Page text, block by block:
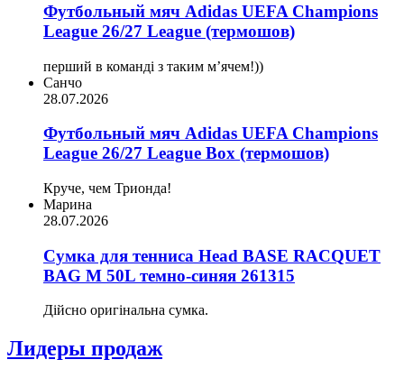
Футбольный мяч Adidas UEFA Champions
League 26/27 League (термошов)
перший в команді з таким мʼячем!))
Санчо
28.07.2026
Футбольный мяч Adidas UEFA Champions
League 26/27 League Box (термошов)
Круче, чем Трионда!
Марина
28.07.2026
Сумка для тенниса Head BASE RACQUET
BAG M 50L темно-синяя 261315
Дійсно оригінальна сумка.
Лидеры продаж